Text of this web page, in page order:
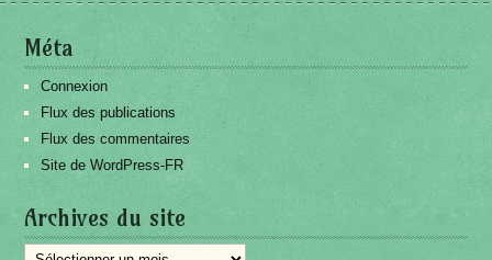
Méta
Connexion
Flux des publications
Flux des commentaires
Site de WordPress-FR
Archives du site
Archives